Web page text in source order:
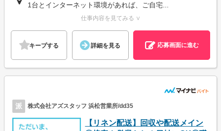
1台とインターネット環境があれば、ご自宅...
仕事内容を見てみる ∨
キープする 詳細を見る 応募画面に進む
派 株式会社アズスタッフ 浜松営業所/dd35
【リネン配送】回収や配送メイン